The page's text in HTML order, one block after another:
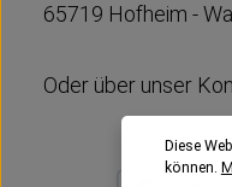
65719 Hofheim -
Oder über unser
Diese
können.